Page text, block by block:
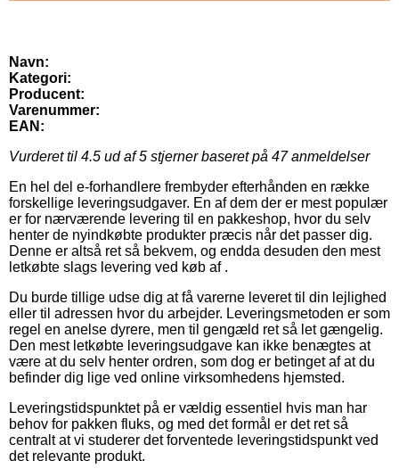
Navn:
Kategori:
Producent:
Varenummer:
EAN:
Vurderet til 4.5 ud af 5 stjerner baseret på 47anmeldelser
En hel del e-forhandlere frembyder efterhånden en række
forskellige leveringsudgaver. En af dem der er mest populær
er for nærværende levering til en pakkeshop, hvor du selv
henter de nyindkøbte produkter præcis når det passer dig.
Denne er altså ret så bekvem, og endda desuden den mest
letkøbte slags levering ved køb af .
Du burde tillige udse dig at få varerne leveret til din lejlighed
eller til adressen hvor du arbejder. Leveringsmetoden er som
regel en anelse dyrere, men til gengæld ret så let gængelig.
Den mest letkøbte leveringsudgave kan ikke benægtes at
være at du selv henter ordren, som dog er betinget af at du
befinder dig lige ved online virksomhedens hjemsted.
Leveringstidspunktet på er vældig essentiel hvis man har
behov for pakken fluks, og med det formål er det ret så
centralt at vi studerer det forventede leveringstidspunkt ved
det relevante produkt.